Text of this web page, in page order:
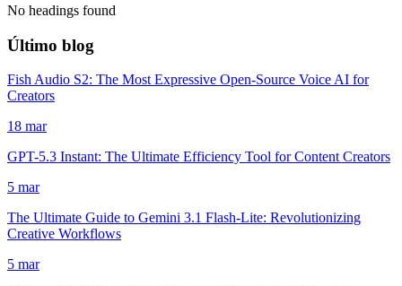
No headings found
Último blog
Fish Audio S2: The Most Expressive Open-Source Voice AI for
Creators
18 mar
GPT-5.3 Instant: The Ultimate Efficiency Tool for Content Creators
5 mar
The Ultimate Guide to Gemini 3.1 Flash-Lite: Revolutionizing
Creative Workflows
5 mar